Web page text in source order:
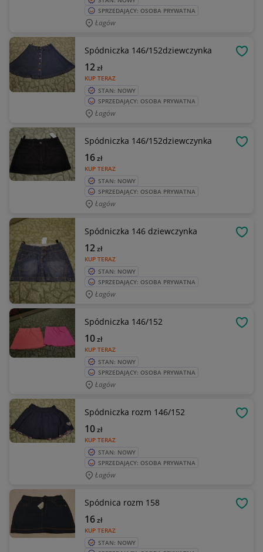
SPRZEDAJĄCY: OSOBA PRYWATNA
Łagów
Spódniczka 146/152dziewczynka
KUP TERAZ
12zł
STAN: NOWY
SPRZEDAJĄCY: OSOBA PRYWATNA
Łagów
Spódniczka 146/152dziewczynka
KUP TERAZ
16zł
STAN: NOWY
SPRZEDAJĄCY: OSOBA PRYWATNA
Łagów
Spódniczka 146 dziewczynka
KUP TERAZ
12zł
STAN: NOWY
SPRZEDAJĄCY: OSOBA PRYWATNA
Łagów
Spódniczka 146/152
KUP TERAZ
10zł
STAN: NOWY
SPRZEDAJĄCY: OSOBA PRYWATNA
Łagów
Spódniczka rozm 146/152
KUP TERAZ
10zł
STAN: NOWY
SPRZEDAJĄCY: OSOBA PRYWATNA
Łagów
Spódnica rozm 158
KUP TERAZ
16zł
STAN: NOWY